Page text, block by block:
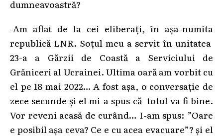
dumneavoastră?
-Am aflat de la cei eliberați, în așa-numita
republică LNR. Soțul meu a servit în unitatea
23-a a Gărzii de Coastă a Serviciului de
Grăniceri al Ucrainei. Ultima oară am vorbit cu
el pe 18 mai 2022… A fost așa, o conversație de
zece secunde și el mi-a spus că totul va fi bine.
Vor reveni acasă de curând… I-am spus: ”Oare
e posibil așa ceva? Ce e cu acea evacuare”? și el